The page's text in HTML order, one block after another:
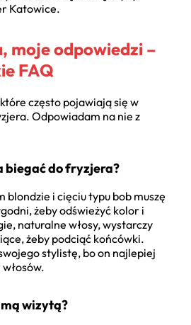
Katowice.
moje odpowiedzi –
FAQ
często pojawiają się w
Odpowiadam na nie z
biegać do fryzjera?
blondzie i cięciu typu bob muszę
żeby odświeżyć kolor i
naturalne włosy, wystarczy
żeby podciąć końcówki.
stylistę, bo on najlepiej
wizytą?